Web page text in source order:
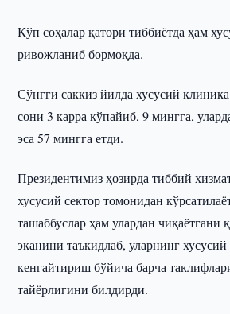
Кўп соҳалар қатори тиббиётда ҳам
ривожланиб бормоқда.
Сўнгги саккиз йилда хусусий
сони 3 карра кўпайиб, 9 мингга,
эса 57 мингга етди.
Президентимиз ҳозирда тиббий
хусусий сектор томонидан
ташаббуслар ҳам улардан чиқаётгани
эканини таъкидлаб, уларнинг
кенгайтириш бўйича барча
тайёрлигини билдирди.